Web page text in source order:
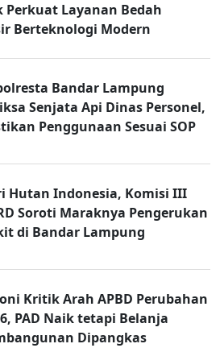
Perkuat Layanan Bedah
Berteknologi Modern
Bandar Lampung
Senjata Api Dinas Personel,
Penggunaan Sesuai SOP
Hutan Indonesia, Komisi III
Soroti Maraknya Pengerukan
di Bandar Lampung
Kritik Arah APBD Perubahan
PAD Naik tetapi Belanja
Dipangkas